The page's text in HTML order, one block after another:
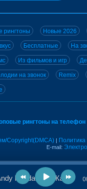
рингтоны Новые 2026
Бесплатные На
Из фильмов и игр
на звонок Remix
рингтоны на телефон
Copyright(DMCA) |
E-mail:
Miyagi, Andy Panda - Не Жалея